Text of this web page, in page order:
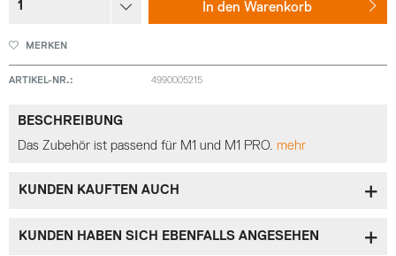
In den Warenkorb
MERKEN
ARTIKEL-NR.: 4990005215
BESCHREIBUNG
Das Zubehör ist passend für M1 und M1 PRO. mehr
KUNDEN KAUFTEN AUCH
KUNDEN HABEN SICH EBENFALLS ANGESEHEN